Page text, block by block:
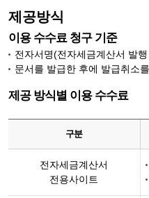
제공방식
이용 수수료 청구 기준
전자서명(전자세금계산서 발
문서를 발급한 후에 발급취소
제공 방식별 이용 수수료
구분
전자세금계산서
전용사이트